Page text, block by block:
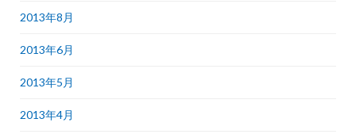
2013年8月
2013年6月
2013年5月
2013年4月